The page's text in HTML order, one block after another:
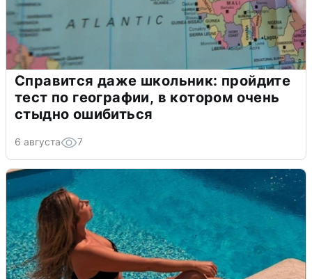
Справится даже школьник: пройдите
тест по географии, в котором очень
стыдно ошибиться
6 августа 7